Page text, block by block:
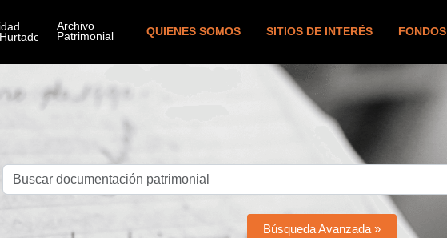
QUIENES SOMOS SITIOS DE INTERÉS FONDOS
Búsqueda Avanzada »